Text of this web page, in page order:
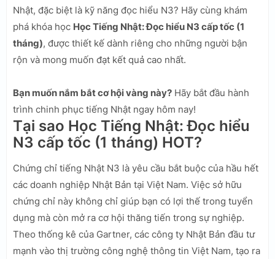
Nhật, đặc biệt là kỹ năng đọc hiểu N3? Hãy cùng khám
phá khóa học Học Tiếng Nhật: Đọc hiểu N3 cấp tốc (1
tháng), được thiết kế dành riêng cho những người bận
rộn và mong muốn đạt kết quả cao nhất.
Bạn muốn nắm bắt cơ hội vàng này? Hãy bắt đầu hành
trình chinh phục tiếng Nhật ngay hôm nay!
Tại sao Học Tiếng Nhật: Đọc hiểu
N3 cấp tốc (1 tháng) HOT?
Chứng chỉ tiếng Nhật N3 là yêu cầu bắt buộc của hầu hết
các doanh nghiệp Nhật Bản tại Việt Nam. Việc sở hữu
chứng chỉ này không chỉ giúp bạn có lợi thế trong tuyển
dụng mà còn mở ra cơ hội thăng tiến trong sự nghiệp.
Theo thống kê của Gartner, các công ty Nhật Bản đầu tư
mạnh vào thị trường công nghệ thông tin Việt Nam, tạo ra